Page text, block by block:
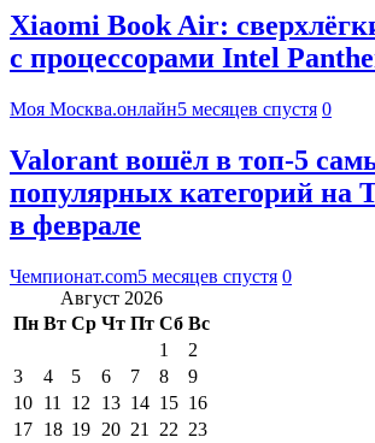
Xiaomi Book Air:
с процессорами Intel
Моя Москва.онлайн5 месяцев спустя 0
Valorant вошёл в топ-5
популярных категорий на
в феврале
Чемпионат.com5 месяцев спустя 0
Август 2026
Пн Вт Ср Чт Пт Сб Вс
1
2
3
4 5 6 7 8
9
10 11 12 13 14 15 16
17 18 19 20 21 22 23